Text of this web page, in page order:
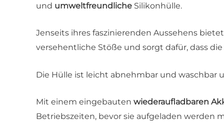
und umweltfreundliche Silikonhülle.
Jenseits ihres faszinierenden Aussehens
versehentliche Stöße und sorgt dafür, dass
Die Hülle ist leicht abnehmbar und waschbar
Mit einem eingebauten wiederaufladbaren
Betriebszeiten, bevor sie aufgeladen werden